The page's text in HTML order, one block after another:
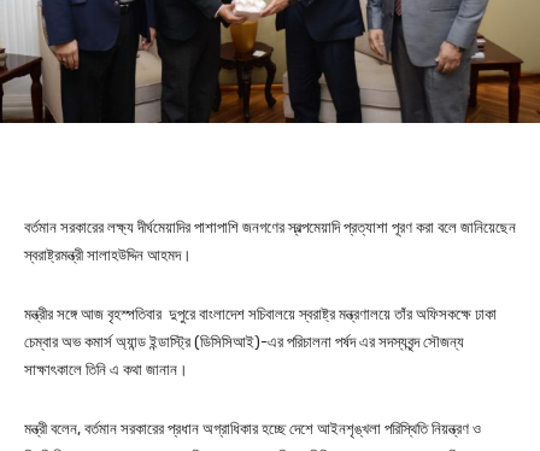
বর্তমান সরকারের লক্ষ্য দীর্ঘমেয়াদির পাশাপাশি জনগণের স্বল্পমেয়াদি প্রত্যাশা পূরণ করা বলে জানিয়েছেন
স্বরাষ্ট্রমন্ত্রী সালাহউদ্দিন আহমদ।
মন্ত্রীর সঙ্গে আজ বৃহস্পতিবার দুপুরে বাংলাদেশ সচিবালয়ে স্বরাষ্ট্র মন্ত্রণালয়ে তাঁর অফিসকক্ষে ঢাকা
চেম্বার অভ কমার্স অ্যান্ড ইন্ডাস্ট্রি (ডিসিসিআই)-এর পরিচালনা পর্ষদ এর সদস্যবৃন্দ সৌজন্য
সাক্ষাৎকালে তিনি এ কথা জানান।
মন্ত্রী বলেন, বর্তমান সরকারের প্রধান অগ্রাধিকার হচ্ছে দেশে আইনশৃঙ্খলা পরিস্থিতি নিয়ন্ত্রণ ও